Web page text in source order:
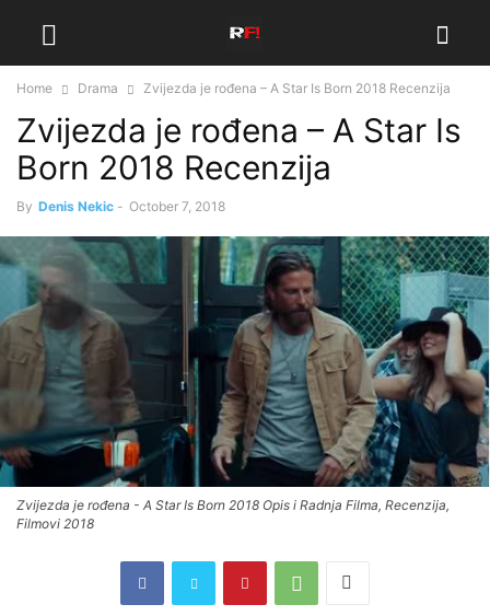
Home Drama Zvijezda je rođena – A Star Is Born 2018 Recenzija
Zvijezda je rođena – A Star Is
Born 2018 Recenzija
By Denis Nekic - October 7, 2018
Zvijezda je rođena - A Star Is Born 2018 Opis i Radnja Filma, Recenzija,
Filmovi 2018